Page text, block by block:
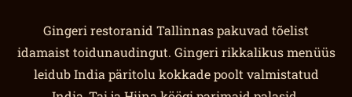
Gingeri restoranid Tallinnas pakuvad tõelist
idamaist toidunaudingut. Gingeri rikkalikus menüüs
leidub India päritolu kokkade poolt valmistatud